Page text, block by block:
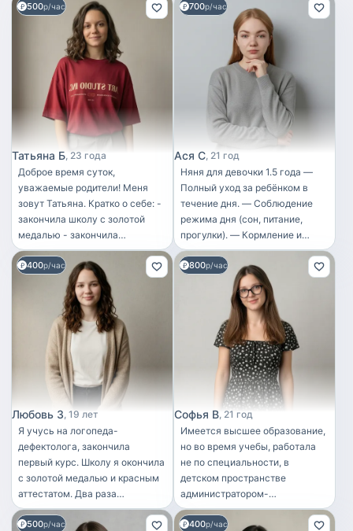
500р/час
Татьяна Б 23 года
Доброе время суток,
уважаемые родители! Меня
зовут Татьяна. Кратко о себе: -
закончила школу с золотой
медалью - закончила
музыкальную школу с золотой
медалью - закончила
лингвистический университет -
опыт репетиторства 3 года
(Английский) Люблю деток
Буду рада веселить, учить и
гулять с вашим чудом)
700р/час
Ася С 21 год
Няня для девочки 1.5 года —
Полный уход за ребёнком в
течение дня. — Соблюдение
режима дня (сон, питание,
прогулки). — Кормление и
приготовление простой
детской еды. — Гигиенический
уход: смена подгузников,
умывание, переодевание. —
Игры и занятия, направленные
на развитие речи, моторики и
внимания. — Прогулки на
свежем воздухе. —
Укладывание на дневной и
ночной сон. — Поддержание
порядка в детской комнате,
уход за игрушками и детскими
вещами. — Создание
безопасной, спокойной и
комфортной атмосферы для
ребёнка Няня для ребенка 4-8
лет — Соблюдение режима дня
ребёнка. — Сопровождение на
400р/час
Любовь З 19 лет
Я учусь на логопеда-
дефектолога, закончила
первый курс. Школу я окончила
с золотой медалью и красным
аттестатом. Два раза
проходила практику в детском
саду, там дети тянулись ко мне
800р/час
Софья В 21 год
Имеется высшее образование,
но во время учебы, работала
не по специальности, в
детском пространстве
администратором-
организатором по созданию
детских праздников и
500р/час 400р/час